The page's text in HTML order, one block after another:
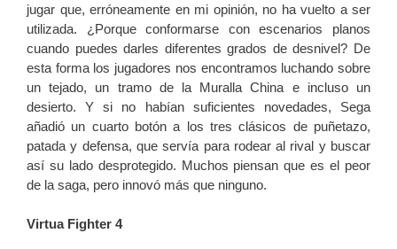
jugar que, erróneamente en mi opinión, no ha vuelto a ser
utilizada. ¿Porque conformarse con escenarios planos
cuando puedes darles diferentes grados de desnivel? De
esta forma los jugadores nos encontramos luchando sobre
un tejado, un tramo de la Muralla China e incluso un
desierto. Y si no habían suficientes novedades, Sega
añadió un cuarto botón a los tres clásicos de puñetazo,
patada y defensa, que servía para rodear al rival y buscar
así su lado desprotegido. Muchos piensan que es el peor
de la saga, pero innovó más que ninguno.
Virtua Fighter 4